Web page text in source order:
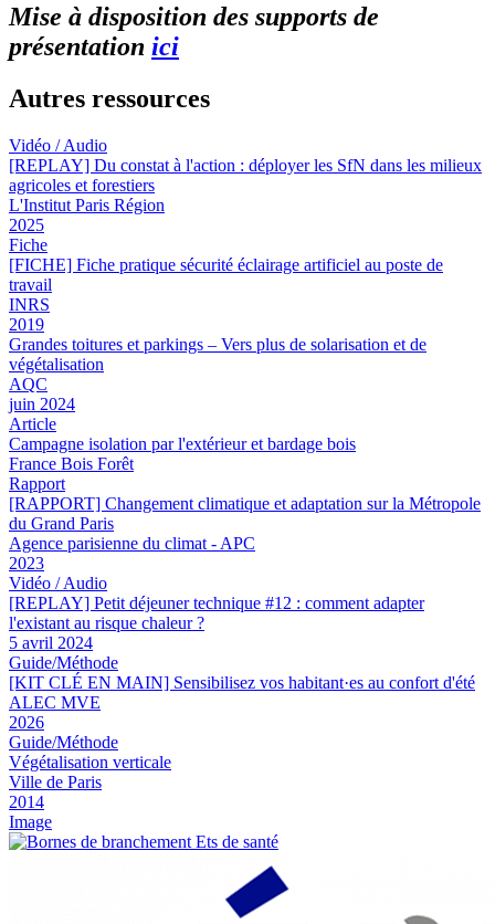
Mise à disposition des supports de
présentation ici
Autres ressources
Vidéo / Audio
[REPLAY] Du constat à l'action : déployer les SfN dans les milieux
agricoles et forestiers
L'Institut Paris Région
2025
Fiche
[FICHE] Fiche pratique sécurité éclairage artificiel au poste de
travail
INRS
2019
Grandes toitures et parkings – Vers plus de solarisation et de
végétalisation
AQC
juin 2024
Article
Campagne isolation par l'extérieur et bardage bois
France Bois Forêt
Rapport
[RAPPORT] Changement climatique et adaptation sur la Métropole
du Grand Paris
Agence parisienne du climat - APC
2023
Vidéo / Audio
[REPLAY] Petit déjeuner technique #12 : comment adapter
l'existant au risque chaleur ?
5 avril 2024
Guide/Méthode
[KIT CLÉ EN MAIN] Sensibilisez vos habitant·es au confort d'été
ALEC MVE
2026
Guide/Méthode
Végétalisation verticale
Ville de Paris
2014
Image